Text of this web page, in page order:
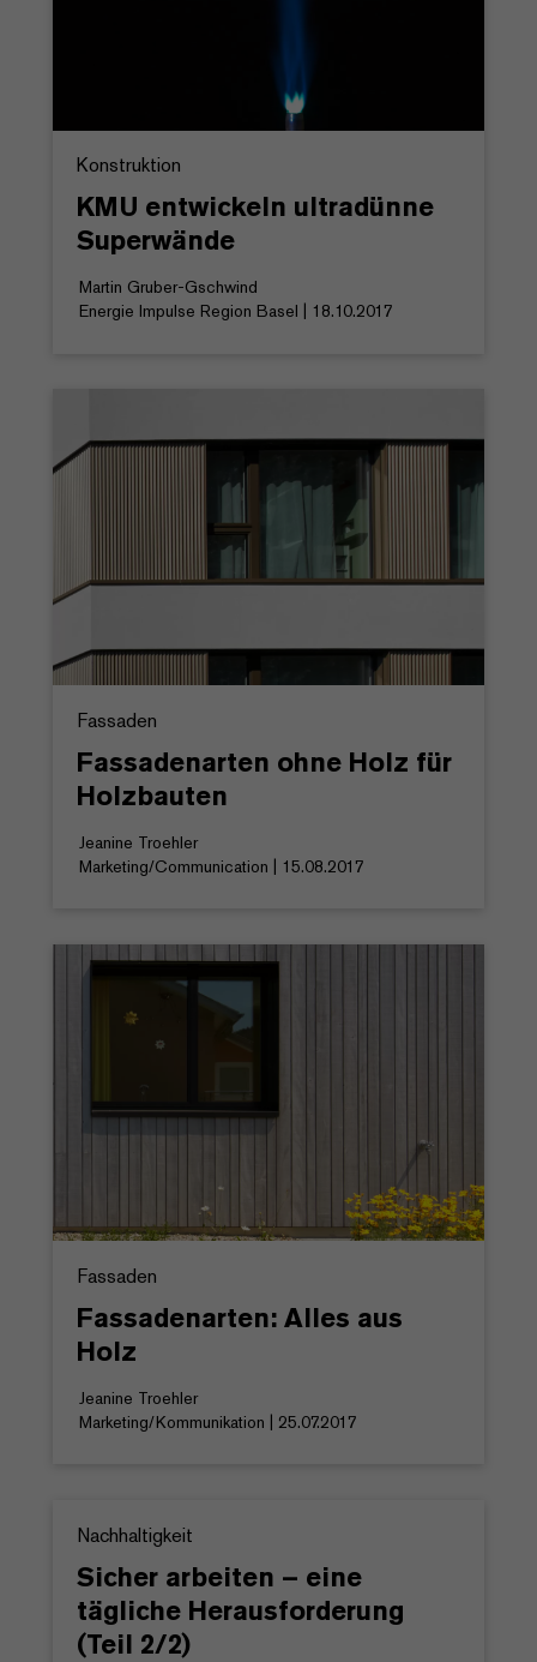
Konstruktion
KMU entwickeln ultradünne
Superwände
Martin Gruber-Gschwind
Energie Impulse Region Basel | 18.10.2017
Fassaden
Fassadenarten ohne Holz für
Holzbauten
Jeanine Troehler
Marketing/Communication | 15.08.2017
Fassaden
Fassadenarten: Alles aus
Holz
Jeanine Troehler
Marketing/Kommunikation | 25.07.2017
Nachhaltigkeit
Sicher arbeiten – eine
tägliche Herausforderung
(Teil 2/2)